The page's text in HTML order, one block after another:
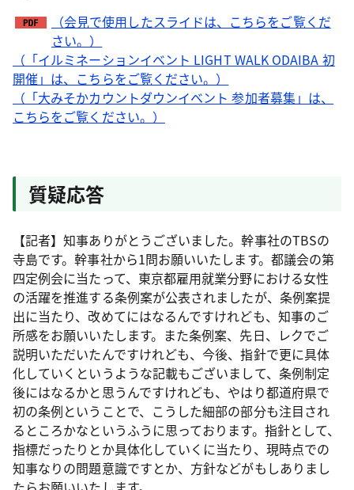
（会見で使用したスライドは、こちらをご覧くだ
さい。）
（「イルミネーションイベント LIGHT WALK ODAIBA 初
開催」は、こちらをご覧ください。）
（「大みそかカウントダウンイベント 参加者募集」は、
こちらをご覧ください。）
質疑応答
【記者】知事ありがとうございました。幹事社のTBSの
寺島です。幹事社から1問お願いいたします。都議会の第
四定例会に当たって、東京都雇用就業分野における女性
の活躍を推進する条例案が公表されましたが、条例案提
出に当たり、改めてにはなるんですけれども、知事のご
所感をお願いいたします。また条例案、先日、レクでご
説明いただいたんですけれども、今後、指針で更に具体
化していくというような記載もございまして、条例制定
後にはなるかと思うんですけれども、やはり都道府県で
初の条例ということで、こうした細部の部分も注目され
るところかなというふうに思っております。指針として、
指標だったりとか具体化していくに当たり、現時点での
知事なりの問題意識ですとか、方針などがもしありまし